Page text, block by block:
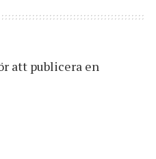
att publicera en